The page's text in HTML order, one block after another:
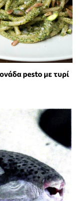
pesto με τυρί